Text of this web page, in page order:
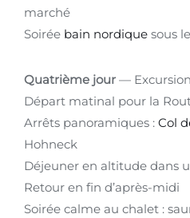
marché
Soirée bain nordique sous
Quatrième jour — Excursion
Départ matinal pour la
Arrêts panoramiques : Col
Hohneck
Déjeuner en altitude dans
Retour en fin d’après-midi
Soirée calme au chalet :